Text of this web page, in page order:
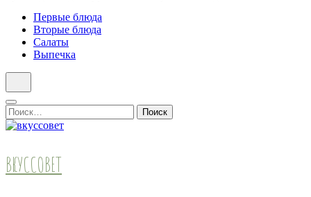
Первые блюда
Вторые блюда
Салаты
Выпечка
Найти:
ВКУССОВЕТ